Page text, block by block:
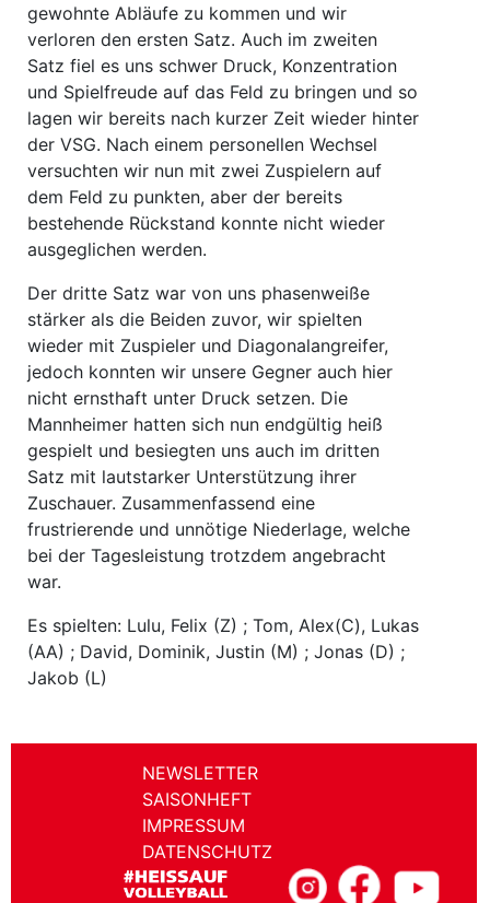
gewohnte Abläufe zu kommen und wir
verloren den ersten Satz. Auch im zweiten
Satz fiel es uns schwer Druck, Konzentration
und Spielfreude auf das Feld zu bringen und so
lagen wir bereits nach kurzer Zeit wieder hinter
der VSG. Nach einem personellen Wechsel
versuchten wir nun mit zwei Zuspielern auf
dem Feld zu punkten, aber der bereits
bestehende Rückstand konnte nicht wieder
ausgeglichen werden.
Der dritte Satz war von uns phasenweiße
stärker als die Beiden zuvor, wir spielten
wieder mit Zuspieler und Diagonalangreifer,
jedoch konnten wir unsere Gegner auch hier
nicht ernsthaft unter Druck setzen. Die
Mannheimer hatten sich nun endgültig heiß
gespielt und besiegten uns auch im dritten
Satz mit lautstarker Unterstützung ihrer
Zuschauer. Zusammenfassend eine
frustrierende und unnötige Niederlage, welche
bei der Tagesleistung trotzdem angebracht
war.
Es spielten: Lulu, Felix (Z) ; Tom, Alex(C), Lukas
(AA) ; David, Dominik, Justin (M) ; Jonas (D) ;
Jakob (L)
NEWSLETTER
SAISONHEFT
IMPRESSUM
DATENSCHUTZ